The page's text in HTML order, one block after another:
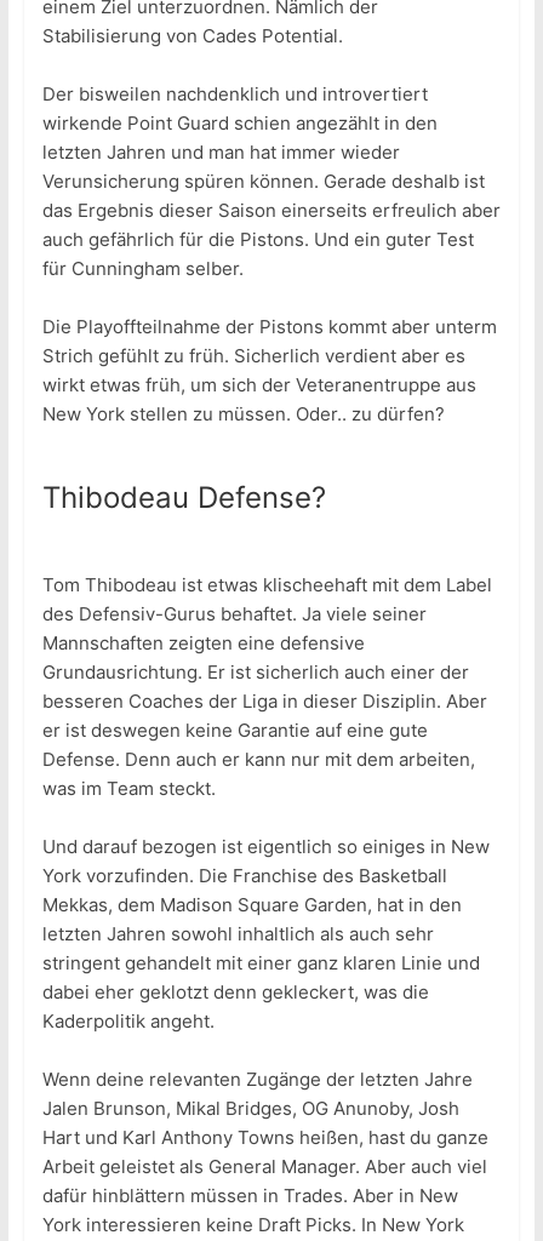
einem Ziel unterzuordnen. Nämlich der
Stabilisierung von Cades Potential.
Der bisweilen nachdenklich und introvertiert
wirkende Point Guard schien angezählt in den
letzten Jahren und man hat immer wieder
Verunsicherung spüren können. Gerade deshalb ist
das Ergebnis dieser Saison einerseits erfreulich aber
auch gefährlich für die Pistons. Und ein guter Test
für Cunningham selber.
Die Playoffteilnahme der Pistons kommt aber unterm
Strich gefühlt zu früh. Sicherlich verdient aber es
wirkt etwas früh, um sich der Veteranentruppe aus
New York stellen zu müssen. Oder.. zu dürfen?
Thibodeau Defense?
Tom Thibodeau ist etwas klischeehaft mit dem Label
des Defensiv-Gurus behaftet. Ja viele seiner
Mannschaften zeigten eine defensive
Grundausrichtung. Er ist sicherlich auch einer der
besseren Coaches der Liga in dieser Disziplin. Aber
er ist deswegen keine Garantie auf eine gute
Defense. Denn auch er kann nur mit dem arbeiten,
was im Team steckt.
Und darauf bezogen ist eigentlich so einiges in New
York vorzufinden. Die Franchise des Basketball
Mekkas, dem Madison Square Garden, hat in den
letzten Jahren sowohl inhaltlich als auch sehr
stringent gehandelt mit einer ganz klaren Linie und
dabei eher geklotzt denn gekleckert, was die
Kaderpolitik angeht.
Wenn deine relevanten Zugänge der letzten Jahre
Jalen Brunson, Mikal Bridges, OG Anunoby, Josh
Hart und Karl Anthony Towns heißen, hast du ganze
Arbeit geleistet als General Manager. Aber auch viel
dafür hinblättern müssen in Trades. Aber in New
York interessieren keine Draft Picks. In New York